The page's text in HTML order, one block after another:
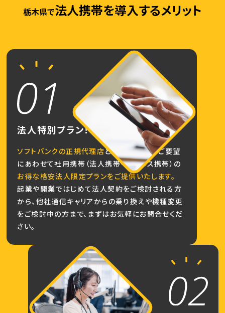
栃木県で法人携帯を導入するメリット
法人特別プラン！
ソフトバンクの正規代理店として、お客様のご要望
にあわせて社用携帯（法人携帯・ビジネス携帯）の
お得な格安法人限定プランをご提供いたします。
起業や開業ではじめて法人契約をご検討される方
から、他社通信キャリアからの乗り換えや機種変更
をご検討中の方まで、まずはお気軽にお問合せくだ
さい。